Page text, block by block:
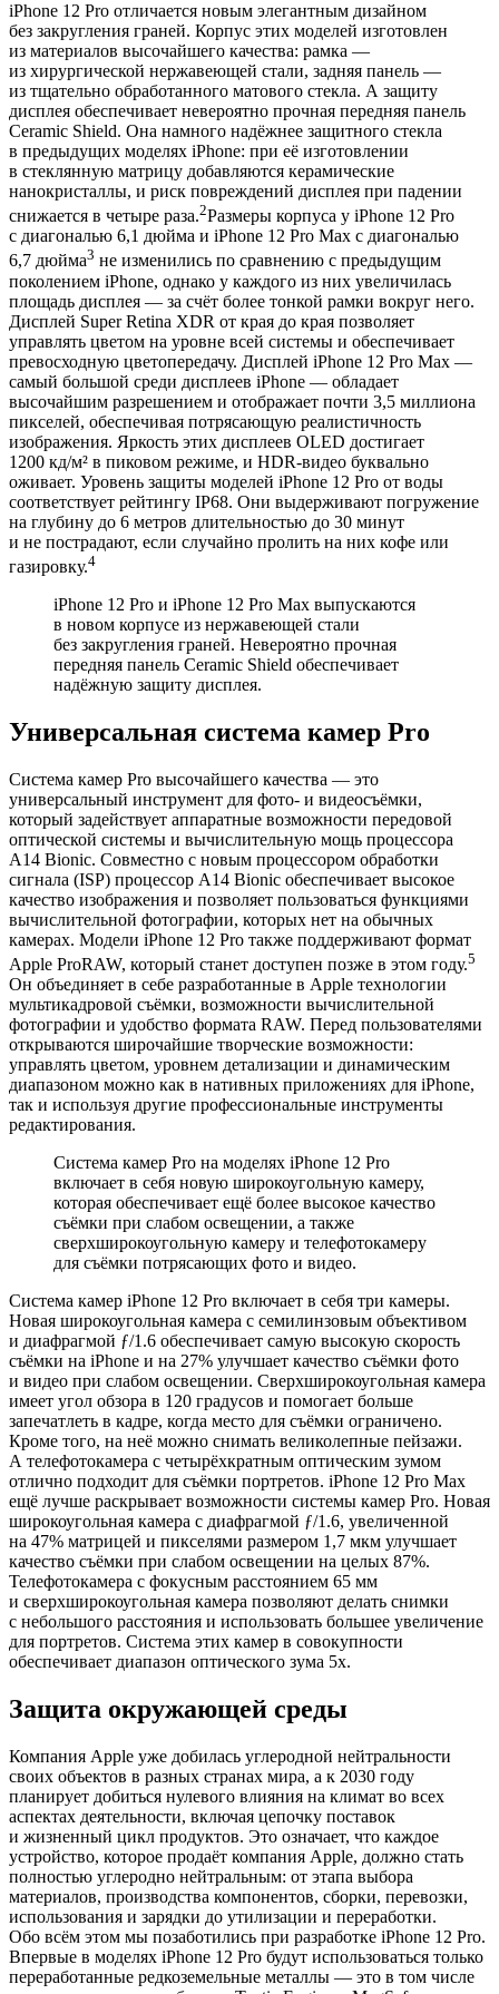
iPhone 12 Pro отличается новым элегантным дизайном
без закругления граней. Корпус этих моделей изготовлен
из материалов высочайшего качества: рамка —
из хирургической нержавеющей стали, задняя панель —
из тщательно обработанного матового стекла. А защиту
дисплея обеспечивает невероятно прочная передняя панель
Ceramic Shield. Она намного надёжнее защитного стекла
в предыдущих моделях iPhone: при её изготовлении
в стеклянную матрицу добавляются керамические
нанокристаллы, и риск повреждений дисплея при падении
снижается в четыре раза.2Размеры корпуса у iPhone 12 Pro
с диагональю 6,1 дюйма и iPhone 12 Pro Max с диагональю
6,7 дюйма3 не изменились по сравнению с предыдущим
поколением iPhone, однако у каждого из них увеличилась
площадь дисплея — за счёт более тонкой рамки вокруг него.
Дисплей Super Retina XDR от края до края позволяет
управлять цветом на уровне всей системы и обеспечивает
превосходную цветопередачу. Дисплей iPhone 12 Pro Max —
самый большой среди дисплеев iPhone — обладает
высочайшим разрешением и отображает почти 3,5 миллиона
пикселей, обеспечивая потрясающую реалистичность
изображения. Яркость этих дисплеев OLED достигает
1200 кд/м² в пиковом режиме, и HDR-видео буквально
оживает. Уровень защиты моделей iPhone 12 Pro от воды
соответствует рейтингу IP68. Они выдерживают погружение
на глубину до 6 метров длительностью до 30 минут
и не пострадают, если случайно пролить на них кофе или
газировку.4
iPhone 12 Pro и iPhone 12 Pro Max выпускаются
в новом корпусе из нержавеющей стали
без закругления граней. Невероятно прочная
передняя панель Ceramic Shield обеспечивает
надёжную защиту дисплея.
Универсальная система камер Pro
Система камер Pro высочайшего качества — это
универсальный инструмент для фото- и видеосъёмки,
который задействует аппаратные возможности передовой
оптической системы и вычислительную мощь процессора
A14 Bionic. Совместно с новым процессором обработки
сигнала (ISP) процессор A14 Bionic обеспечивает высокое
качество изображения и позволяет пользоваться функциями
вычислительной фотографии, которых нет на обычных
камерах. Модели iPhone 12 Pro также поддерживают формат
Apple ProRAW, который станет доступен позже в этом году.5
Он объединяет в себе разработанные в Apple технологии
мультикадровой съёмки, возможности вычислительной
фотографии и удобство формата RAW. Перед пользователями
открываются широчайшие творческие возможности:
управлять цветом, уровнем детализации и динамическим
диапазоном можно как в нативных приложениях для iPhone,
так и используя другие профессиональные инструменты
редактирования.
Система камер Pro на моделях iPhone 12 Pro
включает в себя новую широкоугольную камеру,
которая обеспечивает ещё более высокое качество
съёмки при слабом освещении, а также
сверхширокоугольную камеру и телефотокамеру
для съёмки потрясающих фото и видео.
Система камер iPhone 12 Pro включает в себя три камеры.
Новая широкоугольная камера с семилинзовым объективом
и диафрагмой ƒ/1.6 обеспечивает самую высокую скорость
съёмки на iPhone и на 27% улучшает качество съёмки фото
и видео при слабом освещении. Сверхширокоугольная камера
имеет угол обзора в 120 градусов и помогает больше
запечатлеть в кадре, когда место для съёмки ограничено.
Кроме того, на неё можно снимать великолепные пейзажи.
А телефотокамера с четырёхкратным оптическим зумом
отлично подходит для съёмки портретов. iPhone 12 Pro Max
ещё лучше раскрывает возможности системы камер Pro. Новая
широкоугольная камера с диафрагмой ƒ/1.6, увеличенной
на 47% матрицей и пикселями размером 1,7 мкм улучшает
качество съёмки при слабом освещении на целых 87%.
Телефотокамера с фокусным расстоянием 65 мм
и сверхширокоугольная камера позволяют делать снимки
с небольшого расстояния и использовать большее увеличение
для портретов. Система этих камер в совокупности
обеспечивает диапазон оптического зума 5x.
Защита окружающей среды
Компания Apple уже добилась углеродной нейтральности
своих объектов в разных странах мира, а к 2030 году
планирует добиться нулевого влияния на климат во всех
аспектах деятельности, включая цепочку поставок
и жизненный цикл продуктов. Это означает, что каждое
устройство, которое продаёт компания Apple, должно стать
полностью углеродно нейтральным: от этапа выбора
материалов, производства компонентов, сборки, перевозки,
использования и зарядки до утилизации и переработки.
Обо всём этом мы позаботились при разработке iPhone 12 Pro.
Впервые в моделях iPhone 12 Pro будут использоваться только
переработанные редкоземельные металлы — это в том числе